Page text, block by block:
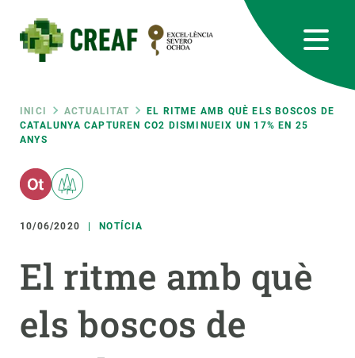
contingut
Fil
d'ariadna
INICI ACTUALITAT
EL RITME AMB QUÈ ELS BOSCOS DE
CATALUNYA CAPTUREN CO2 DISMINUEIX UN 17% EN 25
ANYS
10/06/2020 NOTÍCIA
El ritme amb què
els boscos de
RRSS
Featured
responsive
Responsive
menu
RECERCA
CIÈNCIA EN ACCIÓ